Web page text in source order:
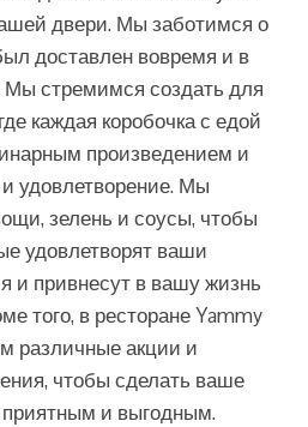
двери. Мы заботимся о
доставлен вовремя и в
стремимся создать для
каждая коробочка с едой
произведением и
удовлетворение. Мы
зелень и соусы, чтобы
удовлетворят ваши
и привнесут в вашу жизнь
того, в ресторане Yammy
различные акции и
чтобы сделать ваше
и выгодным.